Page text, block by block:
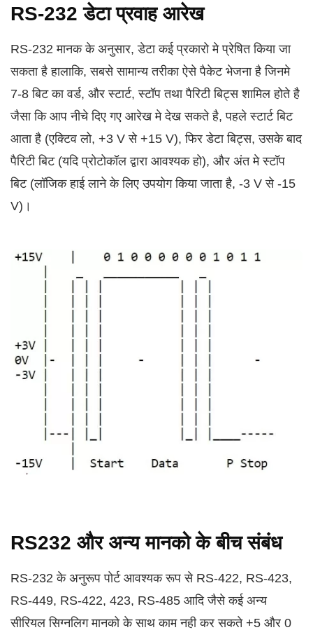
RS-232 डेटा प्रवाह आरेख
RS-232 मानक के अनुसार, डेटा कई प्रकारो मे प्रेषित किया जा
सकता है हालाकि, सबसे सामान्य तरीका ऐसे पैकेट भेजना है जिनमे
7-8 बिट का वर्ड, और स्टार्ट, स्टॉप तथा पैरिटी बिट्स शामिल होते है
जैसा कि आप नीचे दिए गए आरेख मे देख सकते है, पहले स्टार्ट बिट
आता है (एक्टिव लो, +3 V से +15 V), फिर डेटा बिट्स, उसके बाद
पैरिटी बिट (यदि प्रोटोकॉल द्वारा आवश्यक हो), और अंत मे स्टॉप
बिट (लॉजिक हाई लाने के लिए उपयोग किया जाता है, -3 V से -15
V)।
RS232 और अन्य मानको के बीच संबंध
RS-232 के अनुरूप पोर्ट आवश्यक रूप से RS-422, RS-423,
RS-449, RS-422, 423, RS-485 आदि जैसे कई अन्य
सीरियल सिग्नलिग मानको के साथ काम नही कर सकते +5 और 0